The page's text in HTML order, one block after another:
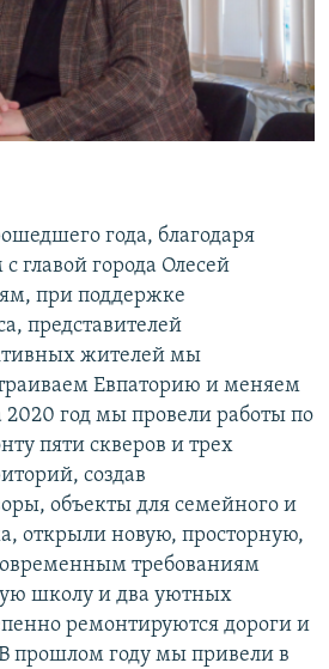
года, благодаря
главой города Олесей
при поддержке
представителей
жителей мы
Евпаторию и меняем
2020 год мы провели работы по
пяти скверов и трех
создав
объекты для семейного и
открыли новую, просторную,
требованиям
школу и два уютных
ремонтируются дороги и
прошлом году мы привели в